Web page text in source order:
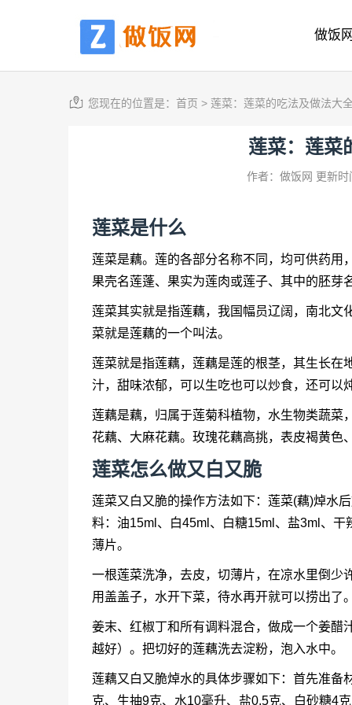
做饭
您现在的位置是： 首页 > 莲菜：莲菜的吃法及做法大
莲菜：莲菜
作者：做饭网 更新
莲菜是什么
莲菜是藕。莲的各部分名称不同，均可供药用
果壳名莲蓬、果实为莲肉或莲子、其中的胚芽
莲菜其实就是指莲藕，我国幅员辽阔，南北文
菜就是莲藕的一个叫法。
莲菜就是指莲藕，莲藕是莲的根茎，其生长在
汁，甜味浓郁，可以生吃也可以炒食，还可以
莲藕是藕，归属于莲菊科植物，水生物类蔬菜
花藕、大麻花藕。玫瑰花藕高挑，表皮褐黄色
莲菜怎么做又白又脆
莲菜又白又脆的操作方法如下：莲菜(藕)焯水
料：油15ml、白45ml、白糖15ml、盐3ml、
薄片。
一根莲菜洗净，去皮，切薄片，在凉水里倒少
用盖盖子，水开下菜，待水再开就可以捞出了
姜末、红椒丁和所有调料混合，做成一个姜醋
越好）。把切好的莲藕洗去淀粉，泡入水中。
莲藕又白又脆焯水的具体步骤如下：首先准备
克、生抽9克、水10毫升、盐0.5克、白砂糖4